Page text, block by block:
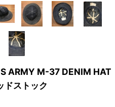
ARMY M-37 DENIM HAT
ドストック